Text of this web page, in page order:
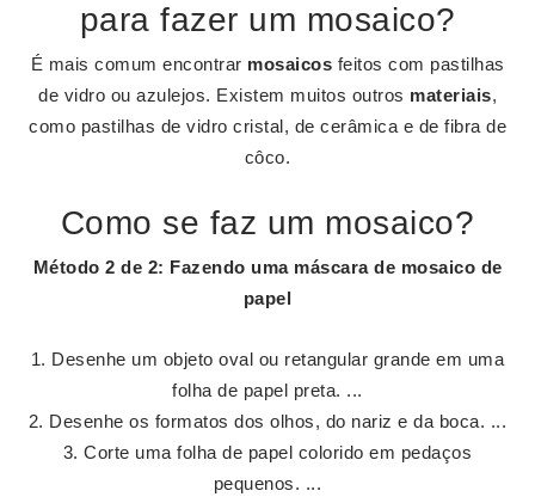
para fazer um mosaico?
É mais comum encontrar mosaicos feitos com pastilhas
de vidro ou azulejos. Existem muitos outros materiais,
como pastilhas de vidro cristal, de cerâmica e de fibra de
côco.
Como se faz um mosaico?
Método 2 de 2: Fazendo uma máscara de mosaico de
papel
Desenhe um objeto oval ou retangular grande em uma
folha de papel preta. ...
Desenhe os formatos dos olhos, do nariz e da boca. ...
Corte uma folha de papel colorido em pedaços
pequenos. ...